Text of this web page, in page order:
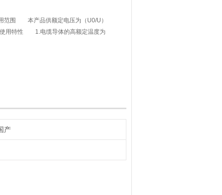
范围 本产品供额定电压为（U0/U）
使用特性 1.电缆导体的高额定温度为
产